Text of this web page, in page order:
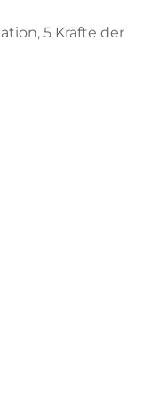
5 Kräfte der